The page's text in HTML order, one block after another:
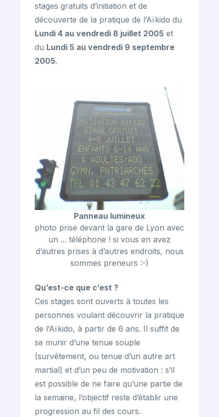
stages gratuits d’initiation et de
découverte de la pratique de l’Aïkido du
Lundi 4 au vendredi 8 juillet 2005 et
du Lundi 5 au vendredi 9 septembre
2005.
Panneau lumineux
photo prise devant la gare de Lyon avec
un ... téléphone ! si vous en avez
d’autres prises à d’autres endroits, nous
sommes preneurs :-)
Qu’est-ce que c’est ?
Ces stages sont ouverts à toutes les
personnes voulant découvrir la pratique
de l’Aïkido, à partir de 6 ans. Il suffit de
se munir d’une tenue souple
(survêtement, ou tenue d’un autre art
martial) et d’un peu de motivation : s’il
est possible de ne faire qu’une partie de
la semaine, l’objectif reste d’établir une
progression au fil des cours.